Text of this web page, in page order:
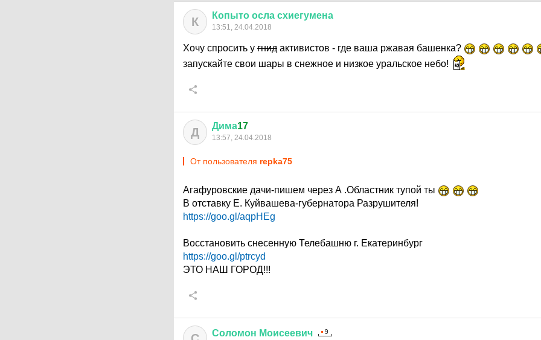
К Копыто осла схиегумена
13:51, 24.04.2018
Хочу спросить у гнид активистов - где ваша ржавая башенка?
запускайте свои шары в снежное и низкое уральское небо!
Д Дима17
13:57, 24.04.2018
От пользователя repka75
Агафуровские дачи-пишем через А .Областник тупой ты
В отставку Е. Куйвашева-губернатора Разрушителя!
https://goo.gl/aqpHEg
Восстановить снесенную Телебашню г. Екатеринбург
https://goo.gl/ptrcyd
ЭТО НАШ ГОРОД!!!
Соломон Моисеевич